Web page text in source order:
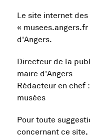
Le site internet
«
d'Angers.
Directeur de la
maire d'Angers
Rédacteur en chef
musées
Pour toute
concernant ce